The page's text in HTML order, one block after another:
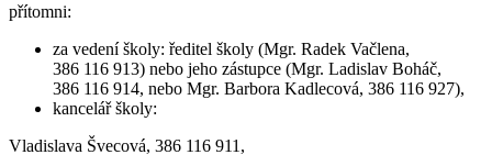
přítomni:
za vedení školy: ředitel školy (Mgr. Radek Vačlena,
386 116 913) nebo jeho zástupce (Mgr. Ladislav Boháč,
386 116 914, nebo Mgr. Barbora Kadlecová, 386 116 927),
kancelář školy:
Vladislava Švecová, 386 116 911,